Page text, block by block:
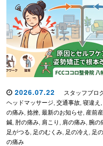
2026.07.22 スタッフブロ
ヘッドマッサージ, 交通事故, 寝違え ,
の痛み, 捻挫, 最新のお知らせ, 産前
鍼, 肘の痛み, 肩こり , 肩の痛み, 腕の
足がつる, 足のむくみ, 足の冷え , 足
の痛み